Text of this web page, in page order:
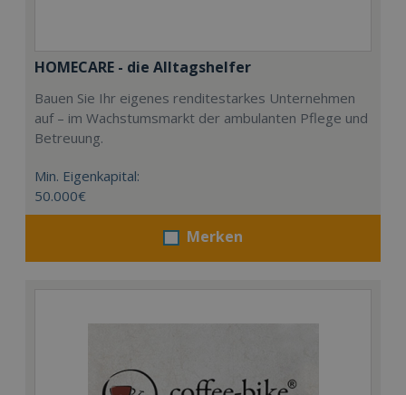
HOMECARE - die Alltagshelfer
Bauen Sie Ihr eigenes renditestarkes Unternehmen
auf – im Wachstumsmarkt der ambulanten Pflege und
Betreuung.
Min. Eigenkapital:
50.000€
Merken